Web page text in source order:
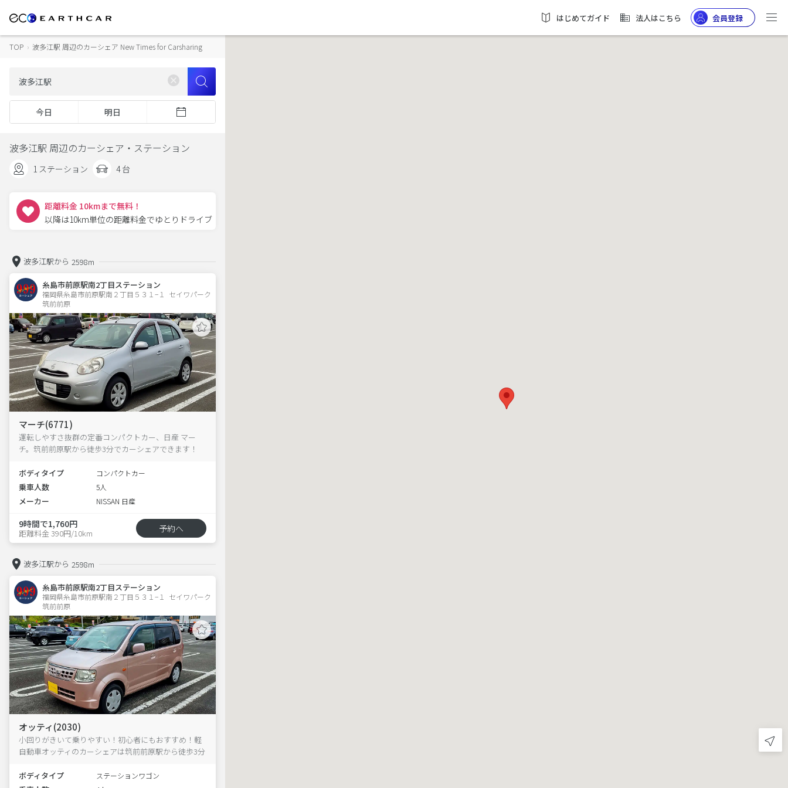
はじめてガイド 法人はこちら 会員登録
TOP › 波多江駅 周辺のカーシェア New Times for Carsharing
今日 明日
波多江駅 周辺のカーシェア・ステーション
1 ステーション 4 台
距離料金 10kmまで無料！
以降は10km単位の距離料金でゆとりドライブ
波多江駅から 2598m
糸島市前原駅南2丁目ステーション
福岡県糸島市前原駅南２丁目５３１−１  セイワパーク
筑前前原
マーチ(6771)
運転しやすさ抜群の定番コンパクトカー、日産 マー
チ。筑前前原駅から徒歩3分でカーシェアできます！
ボディタイプ コンパクトカー
乗車人数 5人
メーカー NISSAN 日産
9時間で1,760円
距離料金 390円/10km 予約へ
波多江駅から 2598m
糸島市前原駅南2丁目ステーション
福岡県糸島市前原駅南２丁目５３１−１  セイワパーク
筑前前原
オッティ(2030)
小回りがきいて乗りやすい！初心者にもおすすめ！軽
自動車オッティのカーシェアは筑前前原駅から徒歩3分
ボディタイプ ステーションワゴン